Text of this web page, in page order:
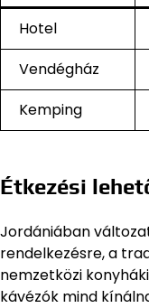
Hotel
Vendégház
Kemping
Étkezési
Jordániában
rendelkezésre, a
nemzetközi
kávézók mind